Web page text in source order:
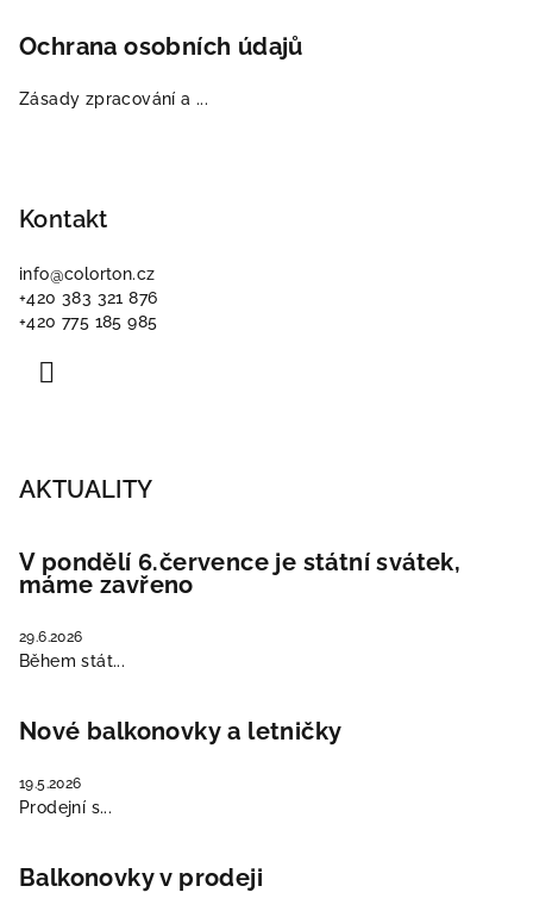
Ochrana osobních údajů
Zásady zpracování a ...
Kontakt
info@colorton.cz
+420 383 321 876
+420 775 185 985
AKTUALITY
V pondělí 6.července je státní svátek,
máme zavřeno
29.6.2026
Během stát...
Nové balkonovky a letničky
19.5.2026
Prodejní s...
Balkonovky v prodeji